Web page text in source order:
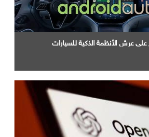
علي عرش الأنظمة الذكية للسيارات